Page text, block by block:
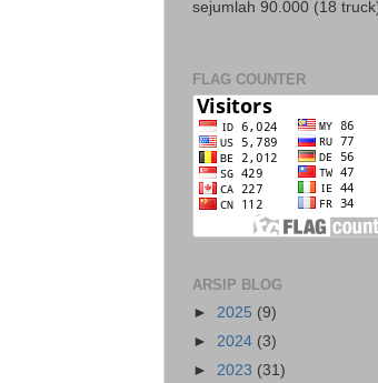
sejumlah 90.000 (18
FLAG COUNTER
ARSIP BLOG
► 2025 (9)
► 2024 (3)
► 2023 (31)